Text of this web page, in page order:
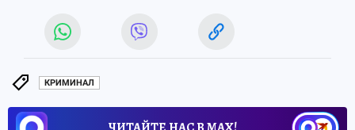
КРИМИНАЛ